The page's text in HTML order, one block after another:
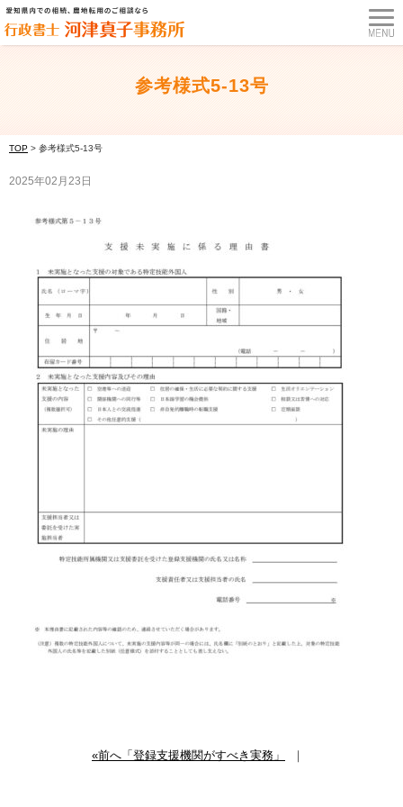
参考様式5-13号
TOP > 参考様式5-13号
2025年02月23日
«前へ「登録支援機関がすべき実務」 ｜